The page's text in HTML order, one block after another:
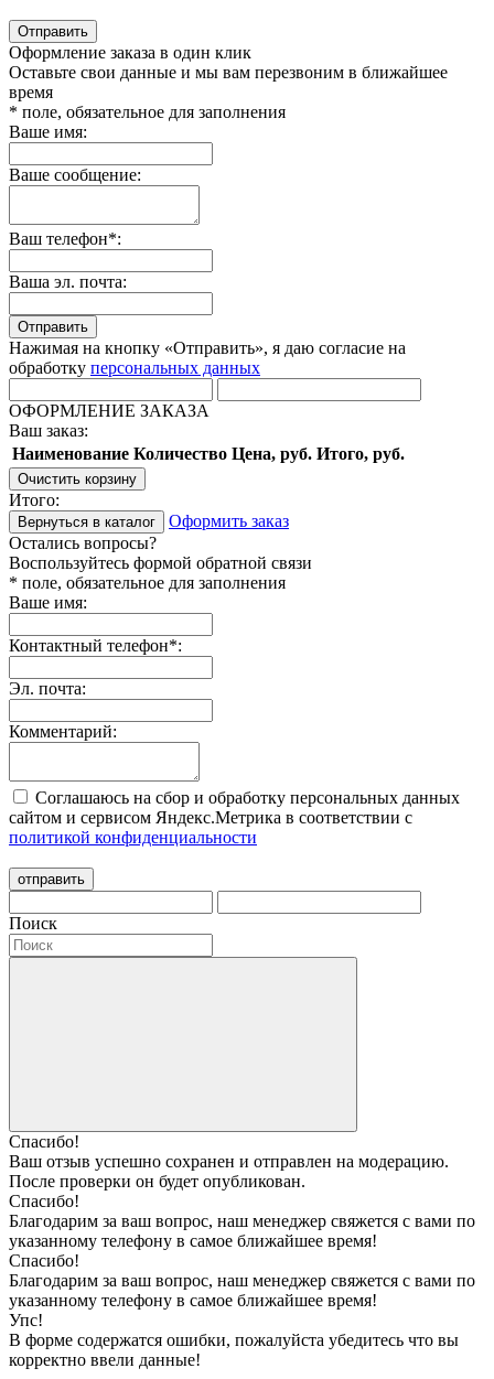
Отправить
Оформление заказа в один клик
Оставьте свои данные и мы вам перезвоним в ближайшее
время
* поле, обязательное для заполнения
Ваше имя:
Ваше сообщение:
Ваш телефон*:
Ваша эл. почта:
Отправить
Нажимая на кнопку «Отправить», я даю согласие на
обработку персональных данных
ОФОРМЛЕНИЕ ЗАКАЗА
Ваш заказ:
Наименование Количество Цена, руб. Итого, руб.
Очистить корзину
Итого:
Вернуться в каталог
Оформить заказ
Остались вопросы?
Воспользуйтесь формой обратной связи
* поле, обязательное для заполнения
Ваше имя:
Контактный телефон*:
Эл. почта:
Комментарий:
Соглашаюсь на сбор и обработку персональных данных
сайтом и сервисом Яндекс.Метрика в соответствии с
политикой конфиденциальности
отправить
Поиск
Спасибо!
Ваш отзыв успешно сохранен и отправлен на модерацию.
После проверки он будет опубликован.
Спасибо!
Благодарим за ваш вопрос, наш менеджер свяжется с вами по
указанному телефону в самое ближайшее время!
Спасибо!
Благодарим за ваш вопрос, наш менеджер свяжется с вами по
указанному телефону в самое ближайшее время!
Упс!
В форме содержатся ошибки, пожалуйста убедитесь что вы
корректно ввели данные!